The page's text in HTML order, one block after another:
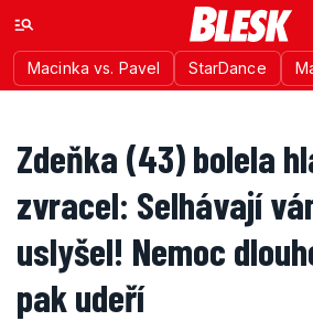
Macinka vs. Pavel StarDance
Zdeňka (43) bolela
zvracel: Selhávají
uslyšel! Nemoc
pak udeří